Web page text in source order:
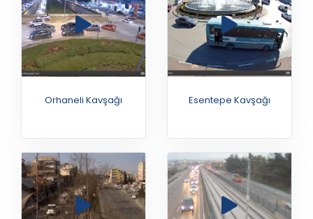
Orhaneli Kavşağı Esentepe Kavşağı